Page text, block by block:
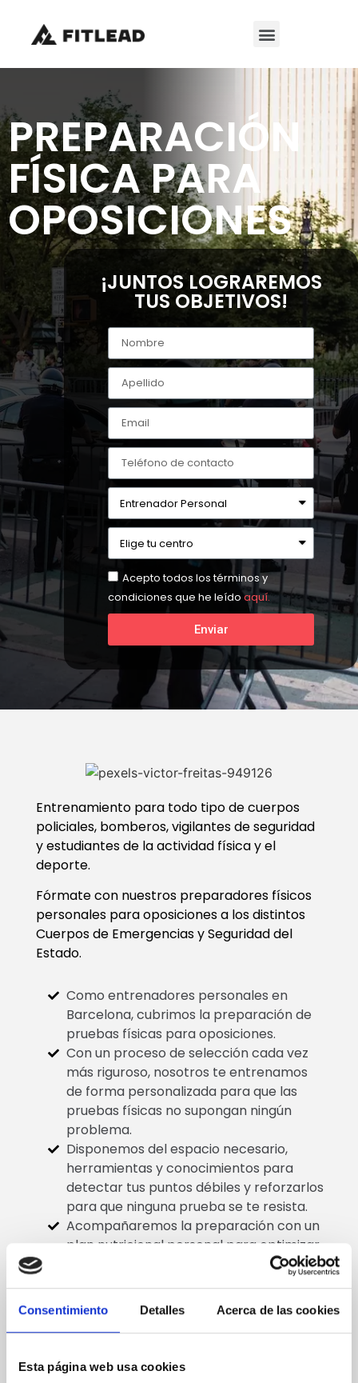
Consentimiento Detalles Acerca de las cookies
Esta página web usa cookies
PREPARACIÓN
FÍSICA PARA
OPOSICIONES
¡JUNTOS LOGRAREMOS
TUS OBJETIVOS!
Acepto todos los términos y
condiciones que he leídoaquí.
Enviar
Entrenamiento para todo tipo de cuerpos
policiales, bomberos, vigilantes de seguridad
y estudiantes de la actividad física y el
deporte.
Fórmate con nuestros preparadores físicos
personales para oposiciones a los distintos
Cuerpos de Emergencias y Seguridad del
Estado.
Como entrenadores personales en
Barcelona, cubrimos la preparación de
pruebas físicas para oposiciones.
Con un proceso de selección cada vez
más riguroso, nosotros te entrenamos
de forma personalizada para que las
pruebas físicas no supongan ningún
problema.
Disponemos del espacio necesario,
herramientas y conocimientos para
detectar tus puntos débiles y reforzarlos
para que ninguna prueba se te resista.
Acompañaremos la preparación con un
plan nutricional personal para optimizar
tu rendimiento y que puedas dar el 100%
el día de la evaluación.
¡CONFÍA EN NOSOTROS Y SUPERA TUS
PRUEBAS FÍSICAS!